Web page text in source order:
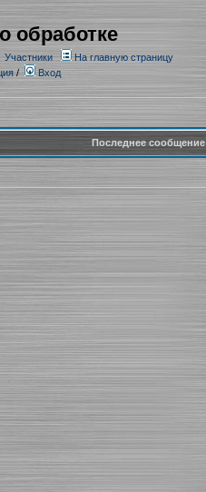
обработке
Участники
На главную страницу
/ Вход
Последнее сообщение